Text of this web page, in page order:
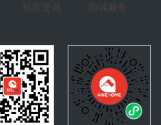
租房资讯 商城服务